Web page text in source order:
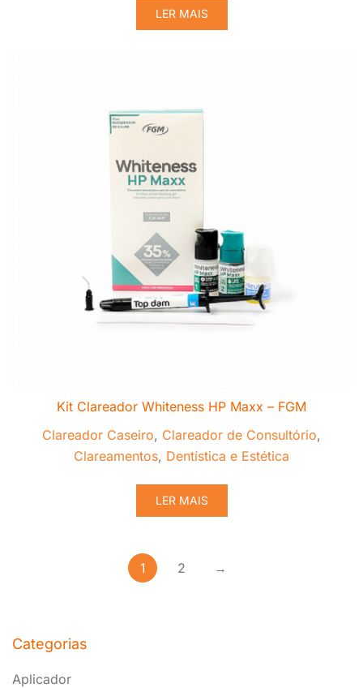
LER MAIS
Kit Clareador Whiteness HP Maxx – FGM
Clareador Caseiro, Clareador de Consultório,
Clareamentos, Dentística e Estética
LER MAIS
1 2 →
Categorias
Aplicador